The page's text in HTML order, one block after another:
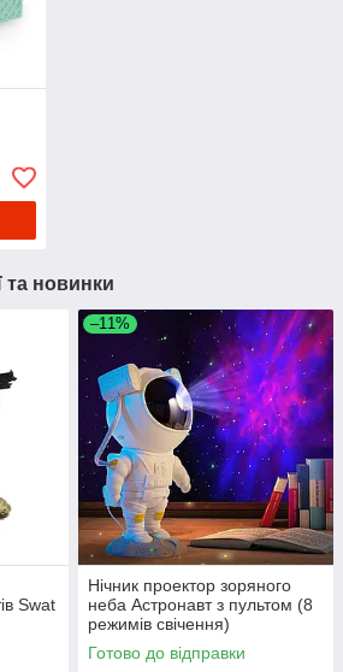
та новинки
Swat
–11%
Нічник проектор зоряного
неба Астронавт з пультом (8
режимів свічення)
Готово до відправки